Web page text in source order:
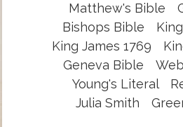
Matthew's Bible
Bishops Bible
King James 1769
Geneva Bible
Young's Literal
Julia Smith